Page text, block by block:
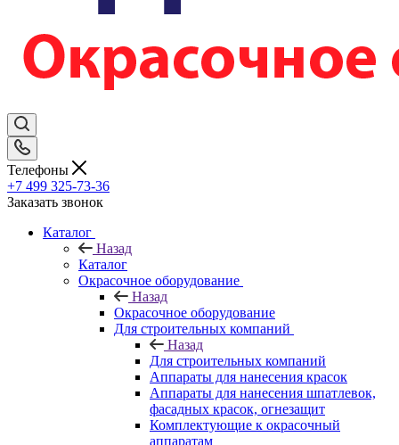
Телефоны
+7 499 325-73-36
Заказать звонок
Каталог
Назад
Каталог
Окрасочное оборудование
Назад
Окрасочное оборудование
Для строительных компаний
Назад
Для строительных компаний
Аппараты для нанесения красок
Аппараты для нанесения шпатлевок,
фасадных красок, огнезащит
Комплектующие к окрасочный
аппаратам